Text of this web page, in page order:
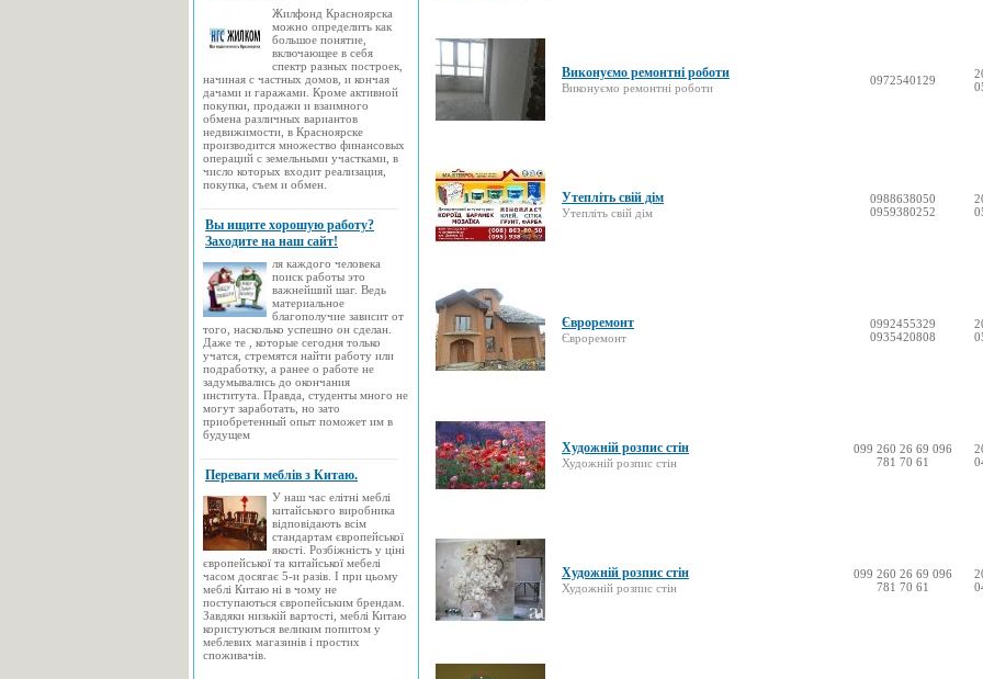
Виконуємо ремонтні роботи
Виконуємо ремонтні роботи
0972540129
Утепліть свій дім
Утепліть свій дім
0988638050
0959380252
Євроремонт
Євроремонт
0992455329
0935420808
Художній розпис стін
Художній розпис стін
099 260 26 69 096
781 70 61
Художній розпис стін
Художній розпис стін
099 260 26 69 096
781 70 61
Жилфонд Красноярска
можно определить как
большое понятие,
включающее в себя
спектр разных построек,
начиная с частных домов, и кончая
дачами и гаражами. Кроме активной
покупки, продажи и взаимного
обмена различных вариантов
недвижимости, в Красноярске
производится множество финансовых
операций с земельными участками, в
число которых входит реализация,
покупка, съем и обмен.
Вы ищите хорошую работу?
Заходите на наш сайт!
ля каждого человека
поиск работы это
важнейший шаг. Ведь
материальное
благополучие зависит от
того, насколько успешно он сделан.
Даже те , которые сегодня только
учатся, стремятся найти работу или
подработку, а ранее о работе не
задумывались до окончания
института. Правда, студенты много не
могут заработать, но зато
приобретенный опыт поможет им в
будущем
Переваги меблів з Китаю.
У наш час елітні меблі
китайського виробника
відповідають всім
стандартам європейської
якості. Розбіжність у ціні
європейської та китайської мебелі
часом досягає 5-и разів. І при цьому
меблі Китаю ні в чому не
поступаються європейським брендам.
Завдяки низькій вартості, меблі Китаю
користуються великим попитом у
меблевих магазинів і простих
споживачів.